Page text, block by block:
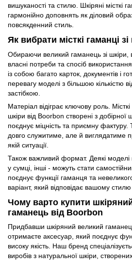
вишуканості та стилю. Шкіряні місткі
гармонійно доповнять як діловий
повсякденний стиль.
Як вибрати місткі гаманці зі
Обираючи великий гаманець зі шкіри,
власні потреби та спосіб
із собою багато карток, документів і
перевагу моделі з більшою кількістю
застібкою.
Матеріал відіграє ключову роль.
шкіри від Boorbon створені з добірної
поєднує міцність та приємну
довго служитиме, але й виглядатиме
якій ситуації.
Також важливий формат. Деякі моделі
у сумці, інші - можуть стати
поєднує функції гаманця та
варіант, який відповідає вашому стилю
Чому варто купити
гаманець від Boorbon
Придбавши шкіряний великий
отримаєте аксесуар, який поєднує
високу якість. Наш бренд
виробів з натуральної шкіри,